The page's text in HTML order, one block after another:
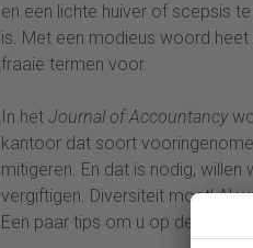
en een lichte huiver of scepsis
is. Met een modieus woord heet
fraaie termen voor.
In het Journal of Accountancy
kantoor dat soort
mitigeren. En dat is nodig,
vergiftigen. Diversiteit moet! Al
Een paar tips om u op de goede